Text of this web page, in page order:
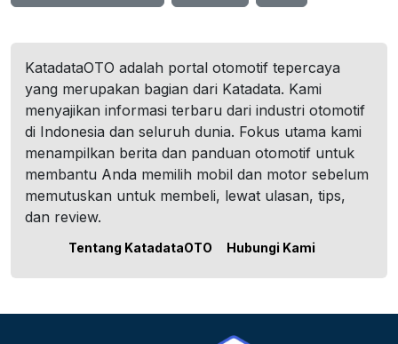
KatadataOTO adalah portal otomotif tepercaya
yang merupakan bagian dari Katadata. Kami
menyajikan informasi terbaru dari industri otomotif
di Indonesia dan seluruh dunia. Fokus utama kami
menampilkan berita dan panduan otomotif untuk
membantu Anda memilih mobil dan motor sebelum
memutuskan untuk membeli, lewat ulasan, tips,
dan review.
Tentang KatadataOTO Hubungi Kami